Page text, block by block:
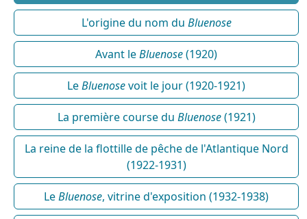
L'origine du nom du Bluenose
Avant leBluenose(1920)
LeBluenosevoit le jour (1920-1921)
La première course du Bluenose(1921)
La reine de la flottille de pêche de l'Atlantique Nord
(1922-1931)
LeBluenose, vitrine d'exposition (1932-1938)